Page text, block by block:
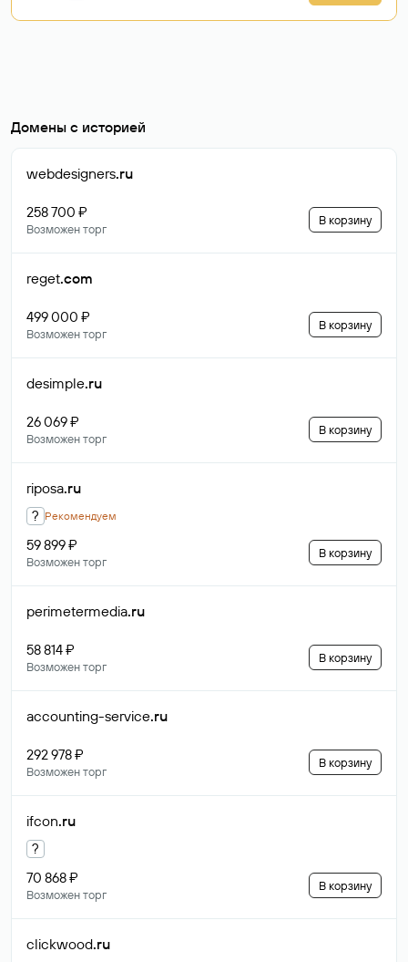
Домены с историей
webdesigners.ru
258 700 ₽
Возможен торг
В корзину
reget.com
499 000 ₽
Возможен торг
В корзину
desimple.ru
26 069 ₽
Возможен торг
В корзину
riposa.ru
? Рекомендуем
59 899 ₽
Возможен торг
В корзину
perimetermedia.ru
58 814 ₽
Возможен торг
В корзину
accounting-service.ru
292 978 ₽
Возможен торг
В корзину
ifcon.ru
?
70 868 ₽
Возможен торг
В корзину
clickwood.ru